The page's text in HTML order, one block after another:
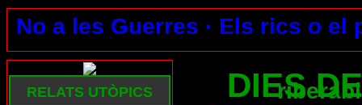
No a les Guerres · Els rics o el
RELATS UTÒPICS DIES